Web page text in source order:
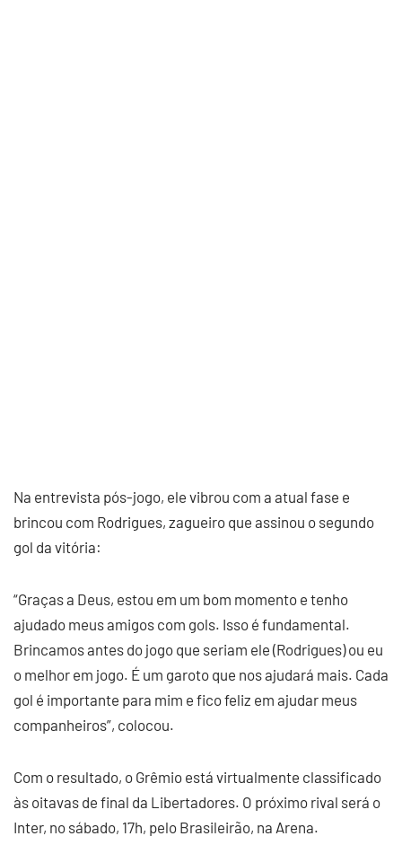
Na entrevista pós-jogo, ele vibrou com a atual fase e
brincou com Rodrigues, zagueiro que assinou o segundo
gol da vitória:
“Graças a Deus, estou em um bom momento e tenho
ajudado meus amigos com gols. Isso é fundamental.
Brincamos antes do jogo que seriam ele (Rodrigues) ou eu
o melhor em jogo. É um garoto que nos ajudará mais. Cada
gol é importante para mim e fico feliz em ajudar meus
companheiros”, colocou.
Com o resultado, o Grêmio está virtualmente classificado
às oitavas de final da Libertadores. O próximo rival será o
Inter, no sábado, 17h, pelo Brasileirão, na Arena.